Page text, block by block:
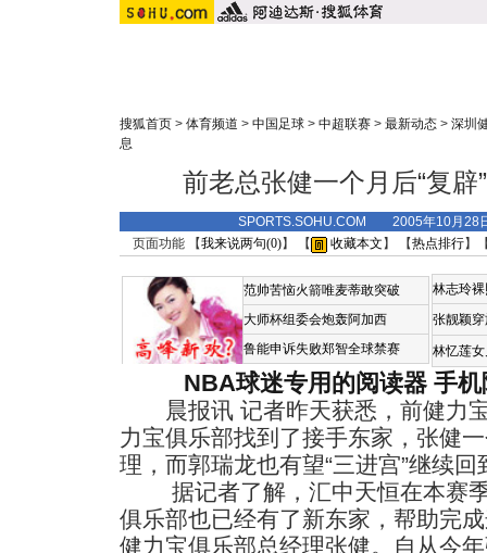
搜狐首页 > 体育频道 > 中国足球 > 中超联赛 > 最新动态 > 深圳
息
前老总张健一个月后“复
SPORTS.SOHU.COM 2005年10月
页面功能 【我来说两句(0)】 【 收藏本文 】 【热点排行】
范帅苦恼火箭唯麦蒂敢突破
大师杯组委会炮轰阿加西
鲁能申诉失败郑智全球禁赛
林志玲
张靓颖
林忆莲
NBA球迷专用的阅读器 手
晨报讯 记者昨天获悉，前健力
力宝俱乐部找到了接手东家，张健
理，而郭瑞龙也有望“三进宫”继续
据记者了解，汇中天恒在本赛季
俱乐部也已经有了新东家，帮助完
健力宝俱乐部总经理张健。
自从今